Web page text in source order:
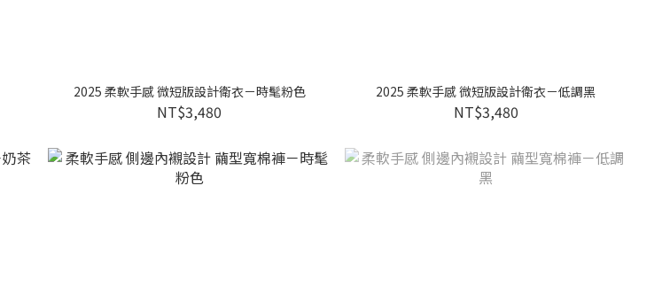
2025 柔軟手感 微短版設計衛衣－時髦粉色
NT$3,480
2025 柔軟手感 微短版設計衛衣－低調黑
NT$3,480